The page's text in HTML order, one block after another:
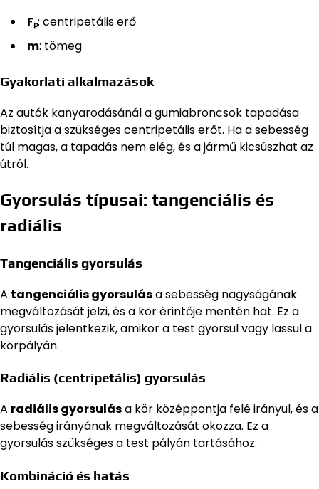
Fₚ: centripetális erő
m: tömeg
Gyakorlati alkalmazások
Az autók kanyarodásánál a gumiabroncsok tapadása
biztosítja a szükséges centripetális erőt. Ha a sebesség
túl magas, a tapadás nem elég, és a jármű kicsúszhat az
útról.
Gyorsulás típusai: tangenciális és
radiális
Tangenciális gyorsulás
A tangenciális gyorsulása sebesség nagyságának
megváltozását jelzi, és a kör érintője mentén hat. Ez a
gyorsulás jelentkezik, amikor a test gyorsul vagy lassul a
körpályán.
Radiális (centripetális) gyorsulás
A radiális gyorsulása kör középpontja felé irányul, és a
sebesség irányának megváltozását okozza. Ez a
gyorsulás szükséges a test pályán tartásához.
Kombináció és hatás